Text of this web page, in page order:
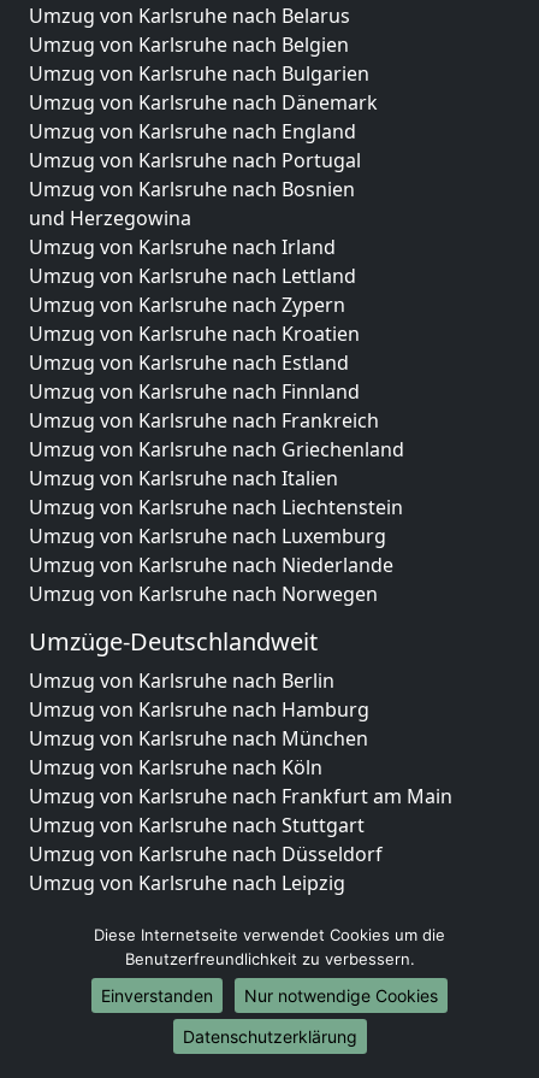
Umzug von Karlsruhe nach Belarus
Umzug von Karlsruhe nach Belgien
Umzug von Karlsruhe nach Bulgarien
Umzug von Karlsruhe nach Dänemark
Umzug von Karlsruhe nach England
Umzug von Karlsruhe nach Portugal
Umzug von Karlsruhe nach Bosnien
und Herzegowina
Umzug von Karlsruhe nach Irland
Umzug von Karlsruhe nach Lettland
Umzug von Karlsruhe nach Zypern
Umzug von Karlsruhe nach Kroatien
Umzug von Karlsruhe nach Estland
Umzug von Karlsruhe nach Finnland
Umzug von Karlsruhe nach Frankreich
Umzug von Karlsruhe nach Griechenland
Umzug von Karlsruhe nach Italien
Umzug von Karlsruhe nach Liechtenstein
Umzug von Karlsruhe nach Luxemburg
Umzug von Karlsruhe nach Niederlande
Umzug von Karlsruhe nach Norwegen
Umzüge-Deutschlandweit
Umzug von Karlsruhe nach Berlin
Umzug von Karlsruhe nach Hamburg
Umzug von Karlsruhe nach München
Umzug von Karlsruhe nach Köln
Umzug von Karlsruhe nach Frankfurt am Main
Umzug von Karlsruhe nach Stuttgart
Umzug von Karlsruhe nach Düsseldorf
Umzug von Karlsruhe nach Leipzig
Umzug von Karlsruhe nach Essen
Umzug von Karlsruhe nach Bremen
Umzug von Karlsruhe nach Dresden
Umzug von Karlsruhe nach Hannover
Umzug von Karlsruhe nach Nürnberg
Diese Internetseite verwendet Cookies um die
Benutzerfreundlichkeit zu verbessern.
Einverstanden
Nur notwendige Cookies
Datenschutzerklärung